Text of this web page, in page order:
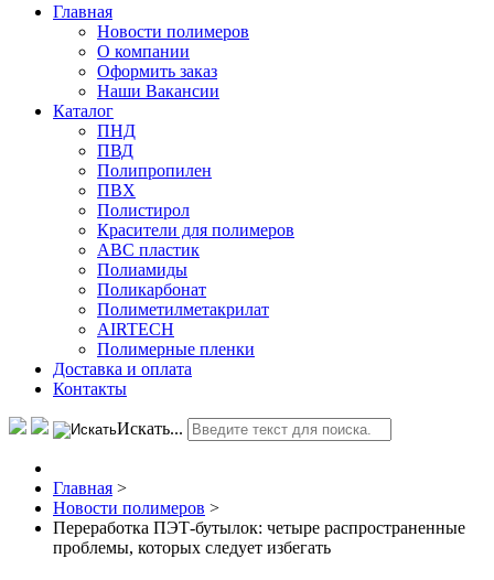
Главная
Новости полимеров
О компании
Оформить заказ
Наши Вакансии
Каталог
ПНД
ПВД
Полипропилен
ПВХ
Полистирол
Красители для полимеров
АВС пластик
Полиамиды
Поликарбонат
Полиметилметакрилат
AIRTECH
Полимерные пленки
Доставка и оплата
Контакты
Искать...
Главная >
Новости полимеров >
Переработка ПЭТ-бутылок: четыре распространенные
проблемы, которых следует избегать